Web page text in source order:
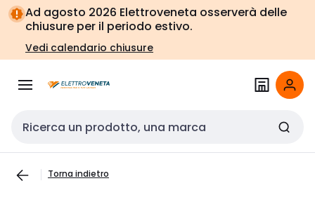
Vai alla
navigazione
Vai
alla
pagina
Ad agosto 2026 Elettroveneta osserverà delle
chiusure per il periodo estivo.
Vedi calendario chiusure
Cerca input
Torna indietro